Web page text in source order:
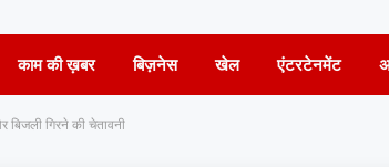
काम की ख़बर बिज़नेस खेल एंटरटेनमेंट
बिजली गिरने की चेतावनी